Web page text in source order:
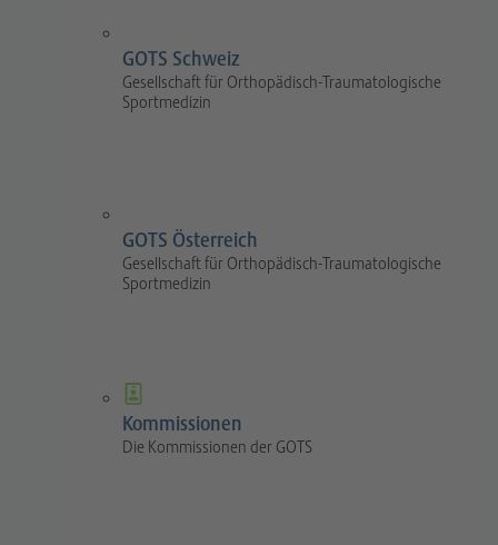
GOTS Schweiz
Gesellschaft für Orthopädisch-Traumatologische
Sportmedizin
GOTS Österreich
Gesellschaft für Orthopädisch-Traumatologische
Sportmedizin
Kommissionen
Die Kommissionen der GOTS